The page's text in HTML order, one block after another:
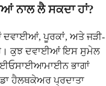
ਨਾਲ ਲੈ ਸਕਦਾ ਹਾਂ?
ਦਵਾਈਆਂ, ਪੂਰਕਾਂ, ਅਤੇ ਜੜੀ-
ਹੋ। ਕੁਝ ਦਵਾਈਆਂ ਇਸ ਸੁਮੇਲ
ਭਾਗਾਂ
ਹੈਲਥਕੇਅਰ ਪ੍ਰਦਾਤਾ